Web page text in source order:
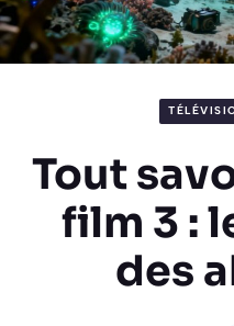
Tout
film 3 :
des